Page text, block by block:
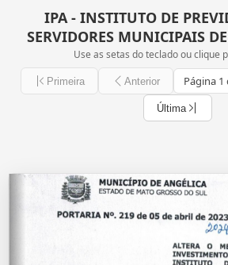
IPA - INSTITUTO DE
SERVIDORES MUNICIPAIS
Use as setas do teclado ou clique
Primeira Anterior Página 1
Última